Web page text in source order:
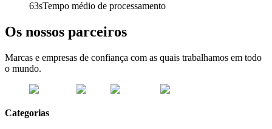
63sTempo médio de processamento
Os nossos parceiros
Marcas e empresas de confiança com as quais trabalhamos em todo
o mundo.
Categorias